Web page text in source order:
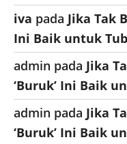
iva pada Jika Tak
Ini Baik untuk
admin pada Jika
‘Buruk’ Ini Baik
admin pada Jika
‘Buruk’ Ini Baik